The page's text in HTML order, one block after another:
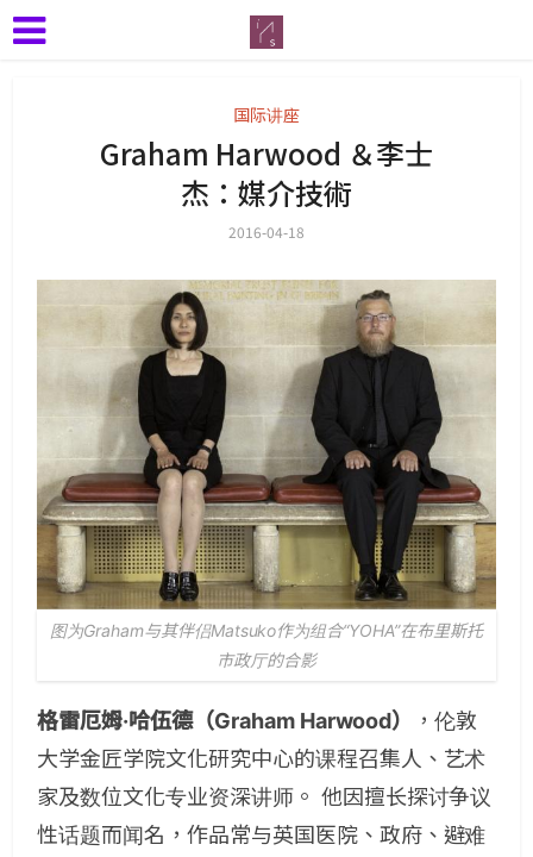
国际讲座
Graham Harwood ＆李士
杰：媒介技術
2016-04-18
图为Graham与其伴侣Matsuko作为组合“YOHA”在布里斯托
市政厅的合影
格雷厄姆·哈伍德（Graham Harwood）
，伦敦
大学金匠学院文化研究中心的课程召集人、艺术
家及数位文化专业资深讲师。 他因擅长探讨争议
性话题而闻名，作品常与英国医院、政府、避难